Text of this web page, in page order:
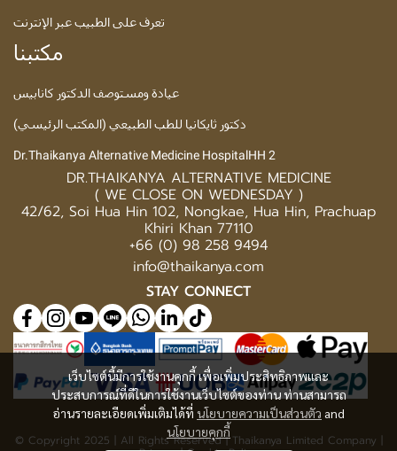
เว็บไซต์นี้มีการใช้งานคุกกี้ เพื่อเพิ่มประสิทธิภาพและ
ประสบการณ์ที่ดีในการใช้งานเว็บไซต์ของท่าน ท่านสามารถ
อ่านรายละเอียดเพิ่มเติมได้ที่ นโยบายความเป็นส่วนตัว and
นโยบายคุกกี้
تعرف على الطبيب عبر الإنترنت
مكتبنا
عيادة ومستوصف الدكتور كانابيس
دكتور ثايكانيا للطب الطبيعي (المكتب الرئيسي)
Dr.Thaikanya Alternative Medicine HospitalHH 2
DR.THAIKANYA ALTERNATIVE MEDICINE
( WE CLOSE ON WEDNESDAY )
42/62, Soi Hua Hin 102, Nongkae, Hua Hin, Prachuap
Khiri Khan 77110
+66 (0) 98 258 9494
info@thaikanya.com
STAY CONNECT
© Copyright 2025 | All Rights Reserved | Thaikanya Limited Company |